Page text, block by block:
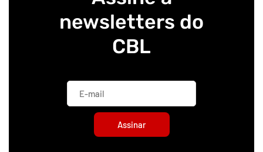
newsletters do
CBL
Assinar